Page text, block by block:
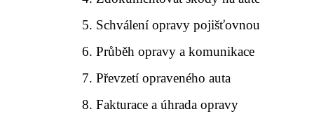
Schválení opravy pojišťovnou
Průběh opravy a komunikace
Převzetí opraveného auta
Fakturace a úhrada opravy